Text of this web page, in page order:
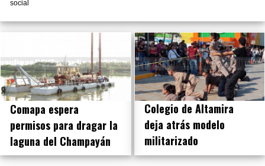
social
Comapa espera
permisos para dragar la
laguna del Champayán
Colegio de Altamira
deja atrás modelo
militarizado